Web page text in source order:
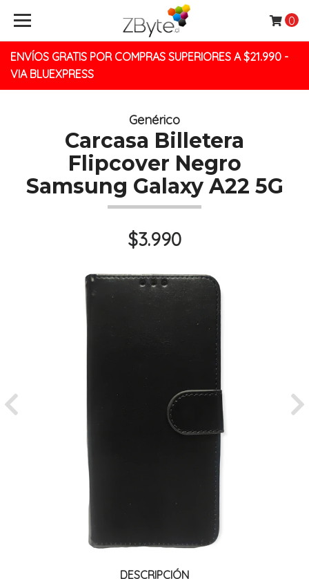
ENVÍOS GRATIS POR COMPRAS SUPERIORES A $21.990 -
VIA BLUEXPRESS
0
Genérico
Carcasa Billetera
Flipcover Negro
Samsung Galaxy A22 5G
$3.990
Previous
DESCRIPCIÓN